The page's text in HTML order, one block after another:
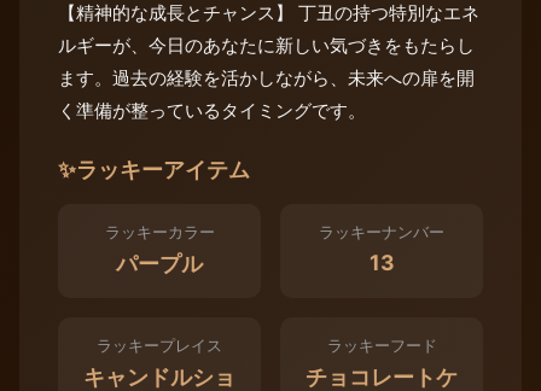
【精神的な成長とチャンス】 丁丑の持つ特別なエネ
ルギーが、今日のあなたに新しい気づきをもたらし
ます。過去の経験を活かしながら、未来への扉を開
く準備が整っているタイミングです。
✨ラッキーアイテム
ラッキーカラー
パープル
ラッキーナンバー
13
ラッキープレイス
キャンドルショ
ラッキーフード
チョコレートケ